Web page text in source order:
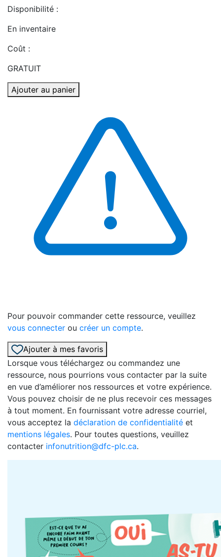
Disponibilité :
En inventaire
Coût :
GRATUIT
Ajouter au panier
Pour pouvoir commander cette ressource, veuillez
vous connecter ou créer un compte.
Ajouter à mes favoris
Lorsque vous téléchargez ou commandez une
ressource, nous pourrions vous contacter par la suite
en vue d’améliorer nos ressources et votre expérience.
Vous pouvez choisir de ne plus recevoir ces messages
à tout moment. En fournissant votre adresse courriel,
vous acceptez la déclaration de confidentialité et
mentions légales. Pour toutes questions, veuillez
contacter infonutrition@dfc-plc.ca.